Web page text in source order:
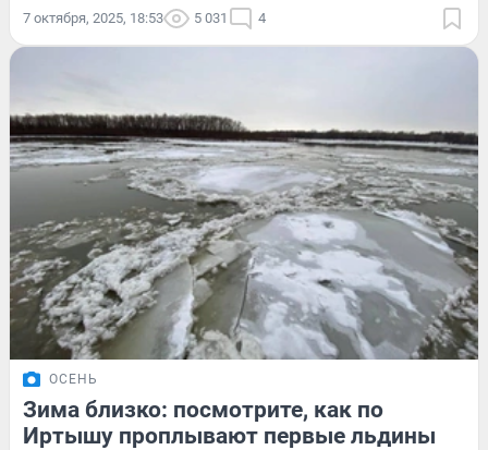
7 октября, 2025, 18:53 5 031 4
ОСЕНЬ
Зима близко: посмотрите, как по
Иртышу проплывают первые льдины